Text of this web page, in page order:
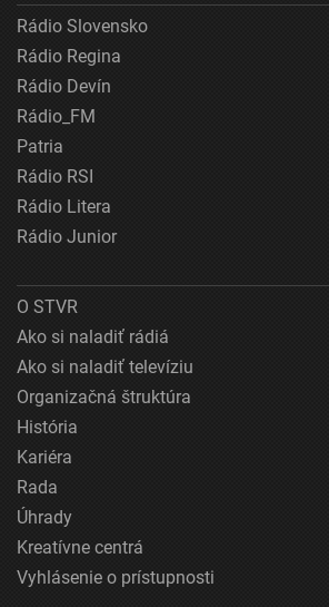
Rádio Slovensko
Rádio Regina
Rádio Devín
Rádio_FM
Patria
Rádio RSI
Rádio Litera
Rádio Junior
O STVR
Ako si naladiť rádiá
Ako si naladiť televíziu
Organizačná štruktúra
História
Kariéra
Rada
Úhrady
Kreatívne centrá
Vyhlásenie o prístupnosti